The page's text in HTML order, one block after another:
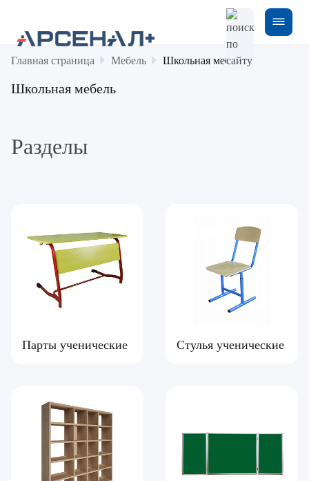
Главная страница Мебель Школьная мебель
Школьная мебель
Разделы
Парты ученические Стулья ученические